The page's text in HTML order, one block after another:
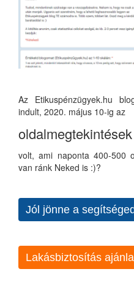
Az Etikuspénzügyek.hu
indult, 2020. május 10-ig az
volt, ami naponta 400-500
van ránk Neked is :)?
Jól jönne a
Lakásbiztosítás